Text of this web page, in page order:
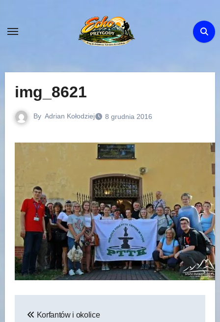
content
img_8621
By Adrian Kołodziej 8 grudnia 2016
Korfantów i okolice